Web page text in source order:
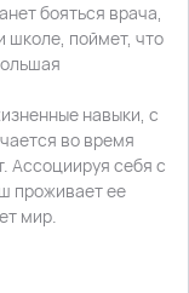
бояться врача,
школе, поймет, что
навыки, с
во время
Ассоциируя себя с
проживает ее
мир.